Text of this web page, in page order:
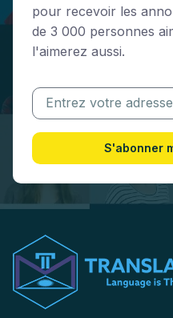
pour recevoir les
de 3 000 personnes
l'aimerez aussi.
S'abonner